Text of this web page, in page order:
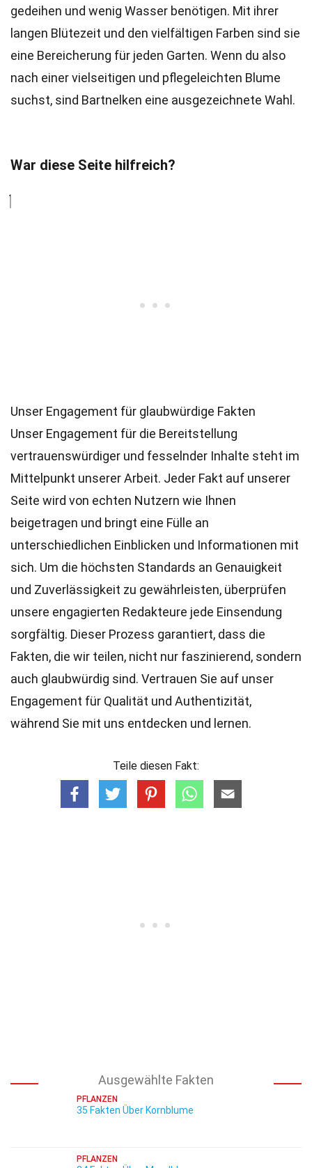
gedeihen und wenig Wasser benötigen. Mit ihrer
langen Blütezeit und den vielfältigen Farben sind sie
eine Bereicherung für jeden Garten. Wenn du also
nach einer vielseitigen und pflegeleichten Blume
suchst, sind Bartnelken eine ausgezeichnete Wahl.
War diese Seite hilfreich?
Unser Engagement für glaubwürdige Fakten
Unser Engagement für die Bereitstellung
vertrauenswürdiger und fesselnder Inhalte steht im
Mittelpunkt unserer Arbeit. Jeder Fakt auf unserer
Seite wird von echten Nutzern wie Ihnen
beigetragen und bringt eine Fülle an
unterschiedlichen Einblicken und Informationen mit
sich. Um die höchsten Standards an Genauigkeit
und Zuverlässigkeit zu gewährleisten, überprüfen
unsere engagierten Redakteure jede Einsendung
sorgfältig. Dieser Prozess garantiert, dass die
Fakten, die wir teilen, nicht nur faszinierend, sondern
auch glaubwürdig sind. Vertrauen Sie auf unser
Engagement für Qualität und Authentizität,
während Sie mit uns entdecken und lernen.
Teile diesen Fakt:
Ausgewählte Fakten
PFLANZEN
35 Fakten Über Kornblume
PFLANZEN